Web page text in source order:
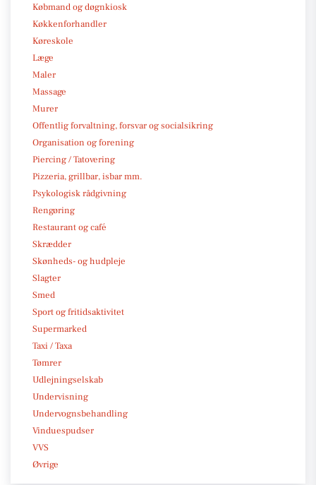
Købmand og døgnkiosk
Køkkenforhandler
Køreskole
Læge
Maler
Massage
Murer
Offentlig forvaltning, forsvar og socialsikring
Organisation og forening
Piercing / Tatovering
Pizzeria, grillbar, isbar mm.
Psykologisk rådgivning
Rengøring
Restaurant og café
Skrædder
Skønheds- og hudpleje
Slagter
Smed
Sport og fritidsaktivitet
Supermarked
Taxi / Taxa
Tømrer
Udlejningselskab
Undervisning
Undervognsbehandling
Vinduespudser
VVS
Øvrige